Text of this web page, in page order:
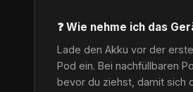
❓ Wie nehme ich das
Lade den Akku vor der
Pod ein. Bei nachfüllbaren
bevor du ziehst, damit sich